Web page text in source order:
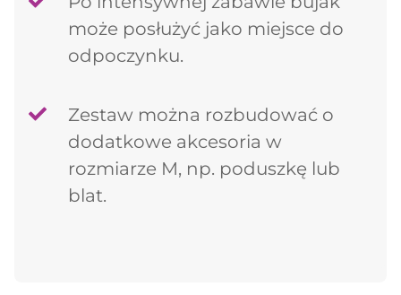
może posłużyć jako miejsce do
odpoczynku.
Zestaw można rozbudować o
dodatkowe akcesoria w
rozmiarze M, np. poduszkę lub
blat.